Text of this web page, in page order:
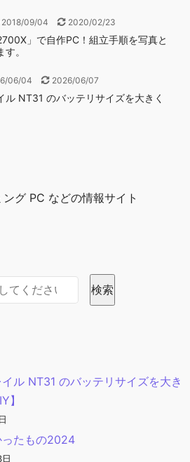
2018/09/04 2020/02/23
」で自作PC！組立手順を写真と
。
06/04 2026/06/07
ル NT31 のバッテリサイズを大きく
グ PC などの情報サイト
検索
ル NT31 のバッテリサイズを大き
】
ったもの2024